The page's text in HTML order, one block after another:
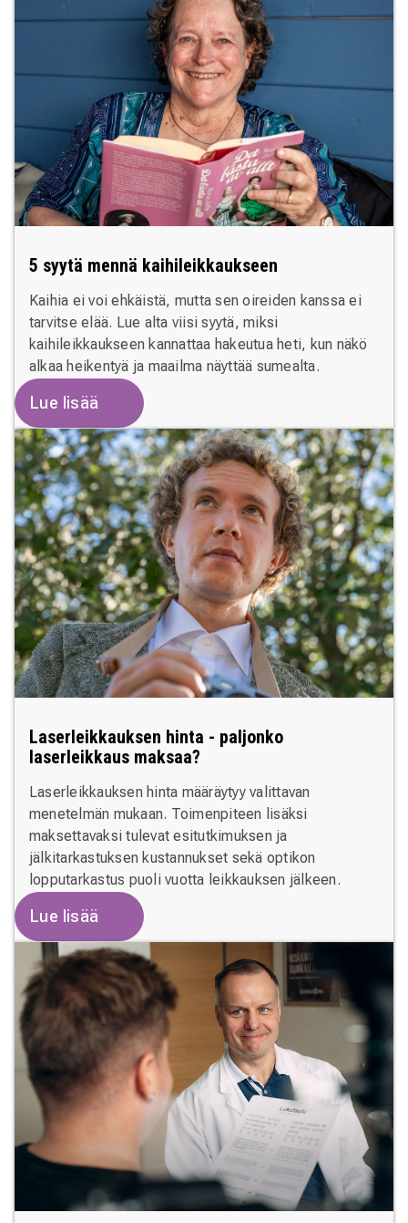
5 syytä mennä kaihileikkaukseen
Kaihia ei voi ehkäistä, mutta sen oireiden kanssa ei
tarvitse elää. Lue alta viisi syytä, miksi
kaihileikkaukseen kannattaa hakeutua heti, kun näkö
alkaa heikentyä ja maailma näyttää sumealta.
Lue lisää
Laserleikkauksen hinta - paljonko
laserleikkaus maksaa?
Laserleikkauksen hinta määräytyy valittavan
menetelmän mukaan. Toimenpiteen lisäksi
maksettavaksi tulevat esitutkimuksen ja
jälkitarkastuksen kustannukset sekä optikon
lopputarkastus puoli vuotta leikkauksen jälkeen.
Lue lisää